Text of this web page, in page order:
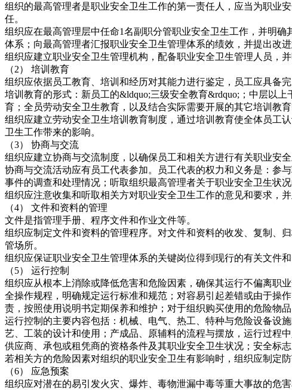
组织的最高管理者是职业安全卫生工作的第一责任人，应当为职业
任。
组织应在最高管理层中任命1名副职分管职业安全卫生工作，并明
体系；向最高管理者汇报职业安全卫生管理体系的绩效，并提出改
组织应建立职业安全卫生管理机构，配备职业安全卫生管理人员，并
（2） 培训教育
组织应依据员工教育、培训和经历对其能力进行鉴定，员工应具备
培训教育的形式：新员工的&ldquo;三级安全教育&rdquo;；中层以
育；全员劳动安全卫生教育，以及结合实际需要开展的其它培训教育
组织应建立劳动安全卫生培训教育制度，通过培训教育使全体员工
卫生工作带来的影响。
（3） 协商与交流
组织应建立协商与交流制度，以确保员工和相关方进行有关职业安全
协商与交流活动应有员工代表参加。员工代表的权力和义务是：参
事件的调查和处理情况；听取组织最高管理者关于职业安全卫生状
组织应注意收集和听取相关方对职业安全卫生工作的意见和要求，并
（4） 文件和资料的管理
文件是指管理手册、程序文件和作业文件等。
组织应制定文件和资料的管理程序。对文件和资料的收发、复制、
管场所。
组织应保证职业安全卫生管理体系的关键岗位得到现行的有关文件
（5） 运行控制
组织应从根本上消除或降低危害和危险因素，确保其运行不偏离职
全操作规程，明确规定运行标准和规范；对容易引起差错或由于操
责，按照使用说明书定期保养和维护；对于组织购买使用的危险物品
运行控制的主要内容包括：机械、电气、热工、特种与危险设备设
艺、工装的设计和使用；产成品、原辅料的流程与摆放，运行过程
供应商、承包或租凭商的资格条件及其职业安全卫生状况；安全标
若相关方的危险因素对组织的职业安全卫生有影响时，组织应制定
（6） 应急预案
组织应对潜在的易引发火灾、爆炸、毒物泄漏中毒等重大事故的危